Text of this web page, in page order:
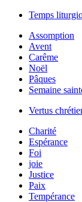
Temps
Assomption
Avent
Carême
Noël
Pâques
Semaine
Vertus
Charité
Espérance
Foi
joie
Justice
Paix
Tempérance